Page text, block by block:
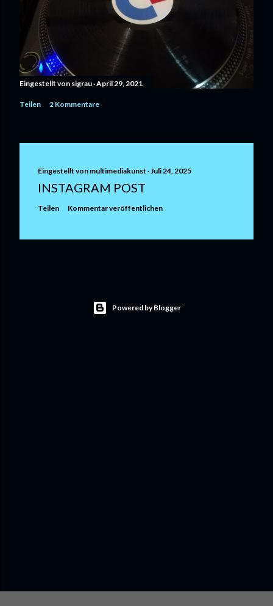
Eingestellt von sigrau April 29, 2021
Teilen 2 Kommentare
Eingestellt von multimediakunst Juli 24, 2025
INSTAGRAM POST
Teilen Kommentar veröffentlichen
Powered by Blogger